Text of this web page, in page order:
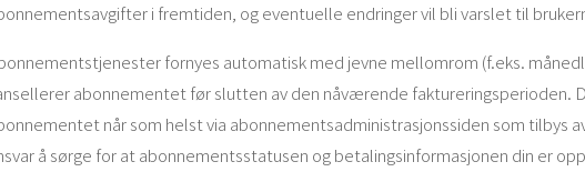
i fremtiden, og eventuelle endringer vil bli varslet til
fornyes automatisk med jevne mellomrom (f.eks.
abonnementet før slutten av den nåværende faktureringsperioden.
når som helst via abonnementsadministrasjonssiden som tilbys
å sørge for at abonnementsstatusen og betalingsinformasjonen din er